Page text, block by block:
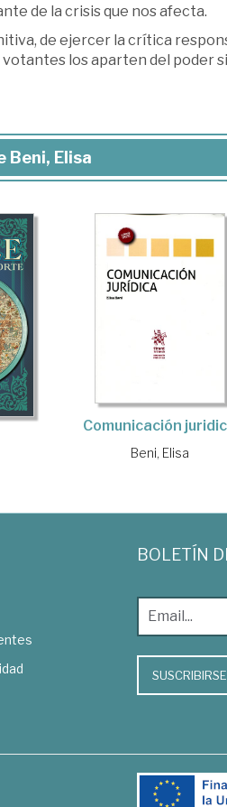
de la crisis que nos afecta.
de ejercer la crítica
votantes los aparten del poder
Beni, Elisa
Comunicación
Beni, Elisa
BOLETÍN
SUSCRIBIRSE